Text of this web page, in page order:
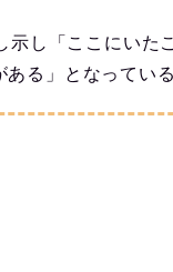
示し「ここにいた
る」となっている